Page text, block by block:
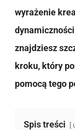
wyrażenie
znajdziesz
kroku, który
pomocą tego
Spis treści